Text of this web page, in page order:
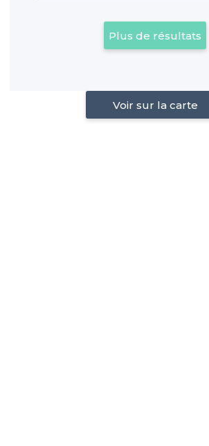
Plus de résultats
Voir sur la carte